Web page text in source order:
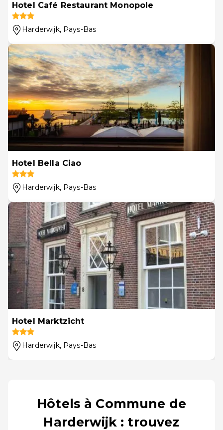
Hotel Café Restaurant Monopole
Harderwijk, Pays-Bas
Hotel Bella Ciao
Harderwijk, Pays-Bas
Hotel Marktzicht
Harderwijk, Pays-Bas
Hôtels à Commune de
Harderwijk : trouvez